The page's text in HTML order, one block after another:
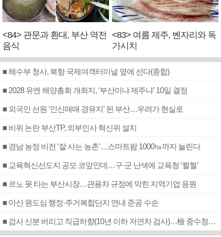
<84> 관문과 환대, 부산 역전
음식
<83> 여름 제주, 벤자리와 독
가시치
■ 해수부 청사, 북항 국제여객터미널 옆에 선다(종합)
■ 2028 유엔 해양총회 개최지, ‘부산이냐 제주냐’ 10일 결정
■ 외국인 선원 ‘인신매매 경유지’ 된 부산…우려가 현실로
■ 비위 논란 부산TP, 외부인사 혁신위 설치
■ 경남 농정 비전 ‘잘 사는 농촌’…스마트팜 1000㏊까지 늘린다
■ 교육혁신선도지 공모 코앞인데…구·군 난색에 교육청 ‘쩔쩔’
■ 르노 못 타는 부산시장…관용차 규정에 막힌 지역기업 응원
■ 마산 원도심 행정·주거복합단지 연내 준공 수순
■ 검사 신분 버리고 직급하향(10년 이하 저연차 검사)…檢 중수청행 기피